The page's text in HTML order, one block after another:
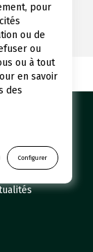
Academy
pour
ou de
ou
ou à tout
en savoir
des
Configurer